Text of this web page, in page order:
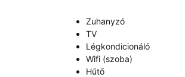
Zuhanyzó
TV
Légkondicionáló
Wifi (szoba)
Hűtő